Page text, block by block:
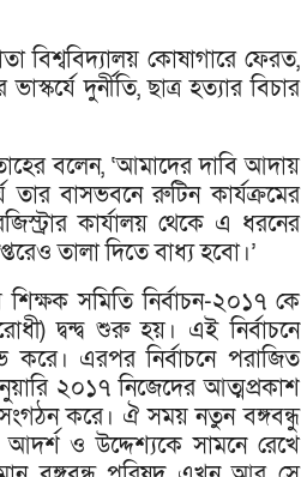
বিশ্ববিদ্যালয় কোষাগারে ফেরত,
দুর্নীতি, ছাত্র হত্যার বিচার
বলেন, ‘আমাদের দাবি আদায়
বাসভবনে রুটিন কার্যক্রমের
কার্যালয় থেকে এ ধরনের
তালা দিতে বাধ্য হবো।’
শিক্ষক সমিতি নির্বাচন-২০১৭ কে
দ্বন্দ্ব শুরু হয়। এই নির্বাচনে
করে। এরপর নির্বাচনে পরাজিত
২০১৭ নিজেদের আত্মপ্রকাশ
করে। ঐ সময় নতুন বঙ্গবন্ধু
আদর্শ ও উদ্দেশ্যকে সামনে রেখে